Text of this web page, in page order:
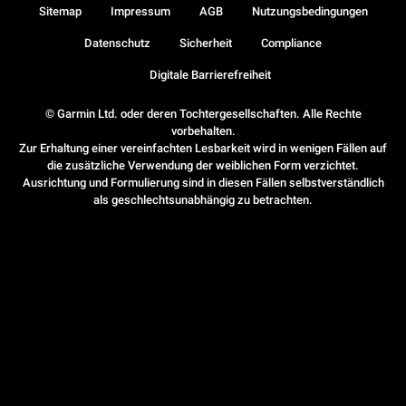
© Garmin Ltd. oder deren Tochtergesellschaften. Alle Rechte
vorbehalten.
Zur Erhaltung einer vereinfachten Lesbarkeit wird in wenigen Fällen auf
die zusätzliche Verwendung der weiblichen Form verzichtet.
Ausrichtung und Formulierung sind in diesen Fällen selbstverständlich
als geschlechtsunabhängig zu betrachten.
Sitemap Impressum AGB Nutzungsbedingungen
Datenschutz Sicherheit Compliance
Digitale Barrierefreiheit